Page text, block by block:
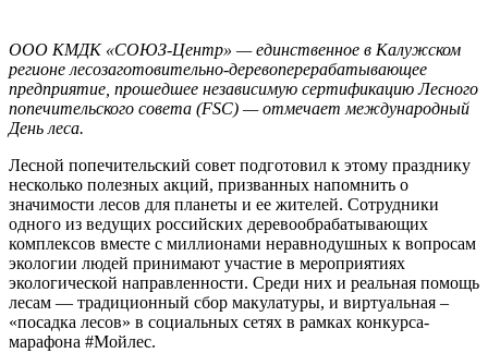
ООО КМДК «СОЮЗ-Центр» — единственное в Калужском
регионе лесозаготовительно-деревоперерабатывающее
предприятие, прошедшее независимую сертификацию Лесного
попечительского совета (FSC) — отмечает международный
День леса.
Лесной попечительский совет подготовил к этому празднику
несколько полезных акций, призванных напомнить о
значимости лесов для планеты и ее жителей. Сотрудники
одного из ведущих российских деревообрабатывающих
комплексов вместе с миллионами неравнодушных к вопросам
экологии людей принимают участие в мероприятиях
экологической направленности. Среди них и реальная помощь
лесам — традиционный сбор макулатуры, и виртуальная –
«посадка лесов» в социальных сетях в рамках конкурса-
марафона #Мойлес.